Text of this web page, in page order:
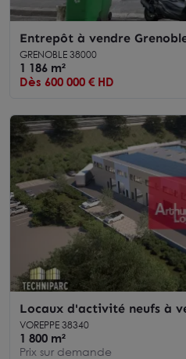
Entrepôt à vendre
aux transports en commun
GRENOBLE 38000
1 186 m²
Dès 600 000 € HD
Locaux d'activité neufs à
divisibles et visibilité
VOREPPE 38340
1 800 m²
Prix sur demande